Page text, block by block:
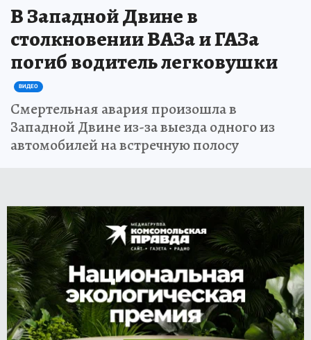
В Западной Двине в
столкновении ВАЗа и ГАЗа
погиб водитель легковушки
ВИДЕО
Смертельная авария произошла в
Западной Двине из-за выезда одного из
автомобилей на встречную полосу